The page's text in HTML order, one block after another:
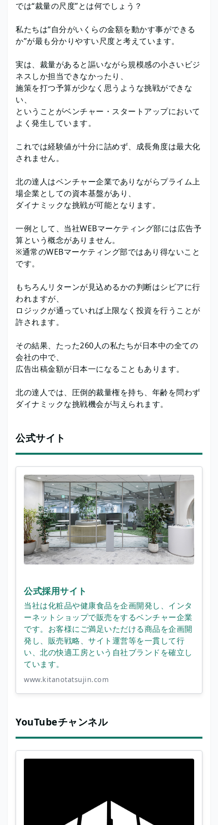
では“裁量の尺度”とは何でしょう？
私たちは“自分がいくらの金額を動かす事ができる
か”が最も分かりやすい尺度と考えています。
実は、裁量があると謳いながら規模感の小さいビジ
ネスしか担当できなかったり、
施策を打つ予算が少なく思うような挑戦ができな
い、
ということがベンチャー・スタートアップにおいて
よく発生しています。
これでは経験値が十分に詰めず、成長角度は最大化
されません。
北の達人はベンチャー企業でありながらプライム上
場企業としての資本基盤があり、
ダイナミックな挑戦が可能となります。
一例として、当社WEBマーケティング部には広告予
算という概念がありません。
※通常のWEBマーケティング部ではあり得ないこと
です。
もちろんリターンが見込めるかの判断はシビアに行
われますが、
ロジックが通っていれば上限なく投資を行うことが
許されます。
その結果、たった260人の私たちが日本中の全ての
会社の中で、
広告出稿金額が日本一になることもあります。
北の達人では、圧倒的裁量権を持ち、年齢を問わず
ダイナミックな挑戦機会が与えられます。
公式サイト
公式採用サイト
当社は化粧品や健康食品を企画開発し、インタ
ーネットショップで販売をするベンチャー企業
です。お客様にご満足いただける商品を企画開
発し、販売戦略、サイト運営等を一貫して行
い、北の快適工房という自社ブランドを確立し
ています。
www.kitanotatsujin.com
YouTubeチャンネル